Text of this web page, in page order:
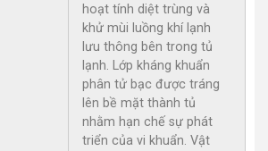
hoạt tính diệt trùng và
khử mùi luồng khí lạnh
lưu thông bên trong tủ
lạnh. Lớp kháng khuẩn
phân tử bạc được tráng
lên bề mặt thành tủ
nhằm hạn chế sự phát
triển của vi khuẩn. Vật